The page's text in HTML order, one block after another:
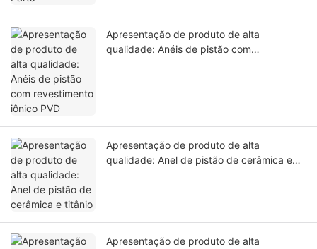
Apresentação de produto de alta
qualidade: Anéis de pistão com
Apresentação de produto de alta
qualidade: Anel de pistão de cerâmica e
Apresentação de produto de alta